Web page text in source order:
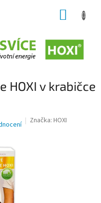
HOXI v krabičce
Značka: HOXI